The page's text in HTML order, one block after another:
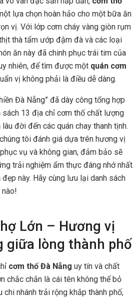
lựa chọn hoàn hảo cho một bữa ăn
vị. Với lớp cơm cháy vàng giòn rụm
thà tẩm ướp đậm đà và các loại
ăn này đã chinh phục trái tim của
nhiên, để tìm được một quán cơm
vị không phải là điều dễ dàng.
Đà Nẵng” đã dày công tổng hợp
13 địa chỉ cơm thố chất lượng
đời đến các quán chay thanh tịnh.
tôi đánh giá dựa trên hương vị
vụ và không gian, đảm bảo sẽ
trải nghiệm ẩm thực đáng nhớ nhất
này. Hãy cùng lưu lại danh sách
nào!
Lớn – Hương vị
giữa lòng thành phố
cơm thố Đà Nẵng uy tín và chất
chắc chắn là cái tên không thể bỏ
chi nhánh trải rộng khắp thành phố,